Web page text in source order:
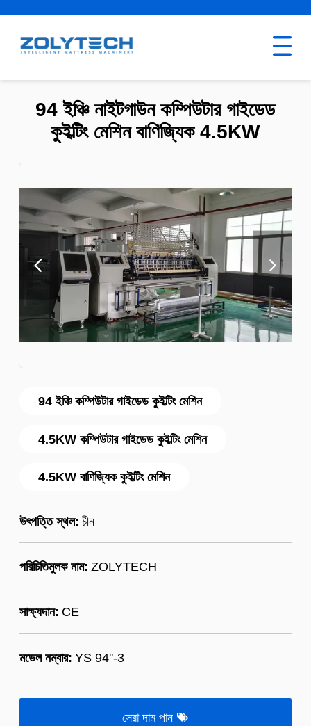
94 ইঞ্চি কম্পিউটার গাইডেড কুইল্টিং মেশিন
4.5KW কম্পিউটার গাইডেড কুইল্টিং মেশিন
4.5KW বাণিজ্যিক কুইল্টিং মেশিন
উৎপত্তি স্থল: চীন
পরিচিতিমুলক নাম: ZOLYTECH
সাক্ষ্যদান: CE
মডেল নম্বার: YS 94''-3
সেরা দাম পান
94 ইঞ্চি নাইটগাউন কম্পিউটার গাইডেড
কুইল্টিং মেশিন বাণিজ্যিক 4.5KW